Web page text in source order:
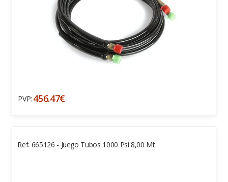
PVP: 456.47€
Ref. 665126 - Juego Tubos 1000 Psi 8,00 Mt.